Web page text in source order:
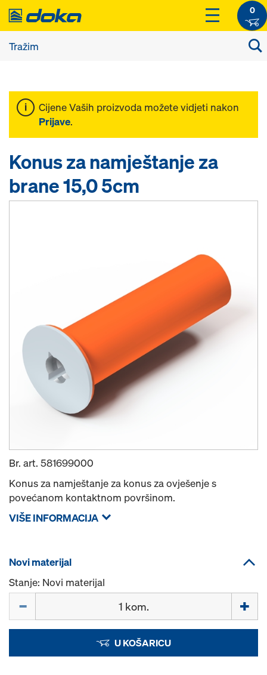
0
Cijene Vaših proizvoda možete vidjeti nakon
Prijave.
Konus za namještanje za
brane 15,0 5cm
Br. art. 581699000
Konus za namještanje za konus za ovješenje s
povećanom kontaktnom površinom.
VIŠE INFORMACIJA
Novi materijal
Stanje: Novi materijal
U KOŠARICU